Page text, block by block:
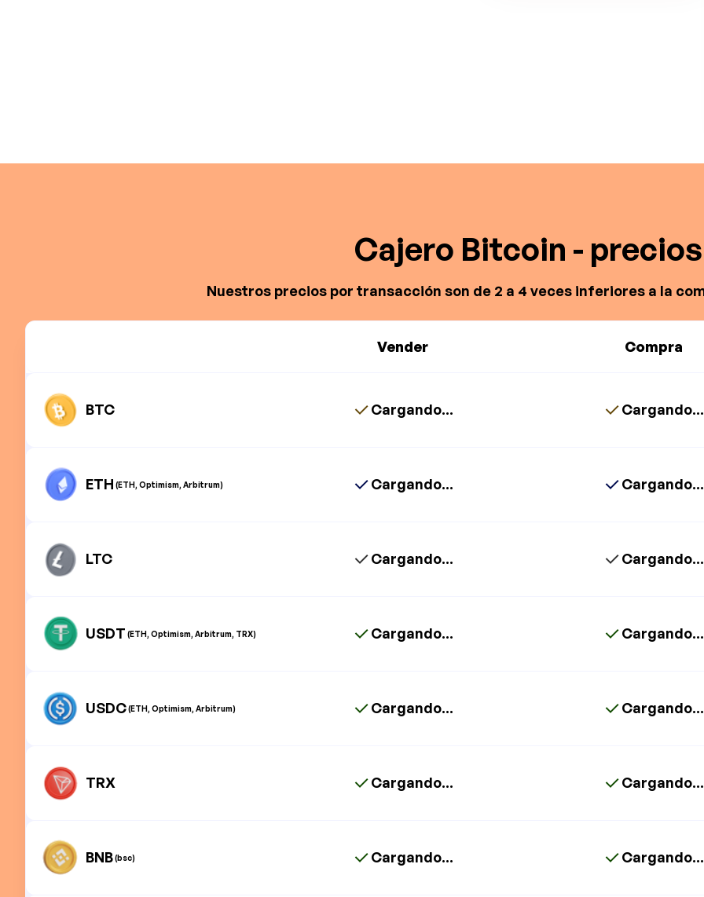
Cajero Bitcoin - precios
Nuestros precios por transacción son de 2 a 4 veces inferiores a la
Vender Compra
BTC Cargando... Cargando...
ETH (ETH, Optimism, Arbitrum) Cargando... Cargando...
LTC Cargando... Cargando...
USDT (ETH, Optimism, Arbitrum, TRX) Cargando... Cargando...
USDC(ETH, Optimism, Arbitrum) Cargando... Cargando...
TRX Cargando... Cargando...
BNB(bsc) Cargando... Cargando...